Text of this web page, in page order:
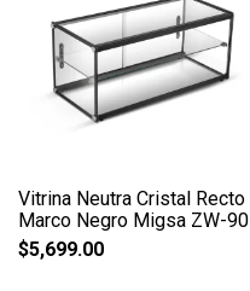
Vitrina Neutra Cristal Recto
Marco Negro Migsa ZW-90
$5,699.00